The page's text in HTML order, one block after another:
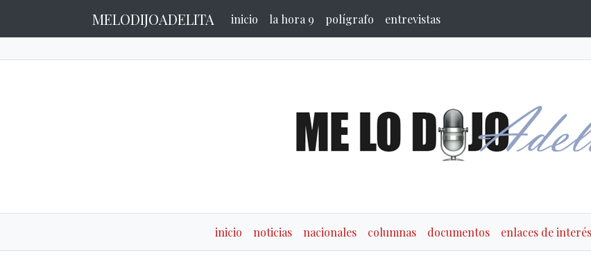
MELODIJOADELITA inicio la hora 9 polígrafo entrevistas
inicio noticias nacionales columnas documentos enlaces de interés